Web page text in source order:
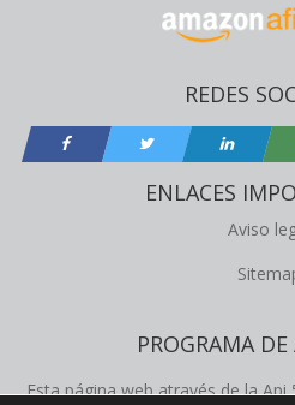
REDES
ENLACES
Aviso
PROGRAMA
Esta página web através de la